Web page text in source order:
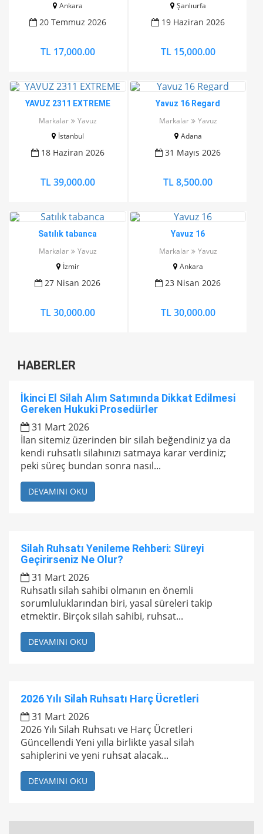
Ankara
20 Temmuz 2026
TL 17,000.00
Şanlıurfa
19 Haziran 2026
TL 15,000.00
YAVUZ 2311 EXTREME
Markalar
Yavuz
İstanbul
18 Haziran 2026
TL 39,000.00
Yavuz 16 Regard
Markalar
Yavuz
Adana
31 Mayıs 2026
TL 8,500.00
Satılık tabanca
Markalar
Yavuz
İzmir
27 Nisan 2026
TL 30,000.00
Yavuz 16
Markalar
Yavuz
Ankara
23 Nisan 2026
TL 30,000.00
HABERLER
İkinci El Silah Alım Satımında Dikkat Edilmesi
Gereken Hukuki Prosedürler
31 Mart 2026
İlan sitemiz üzerinden bir silah beğendiniz ya da
kendi ruhsatlı silahınızı satmaya karar verdiniz;
peki süreç bundan sonra nasıl...
DEVAMINI OKU
Silah Ruhsatı Yenileme Rehberi: Süreyi
Geçirirseniz Ne Olur?
31 Mart 2026
Ruhsatlı silah sahibi olmanın en önemli
sorumluluklarından biri, yasal süreleri takip
etmektir. Birçok silah sahibi, ruhsat...
DEVAMINI OKU
2026 Yılı Silah Ruhsatı Harç Ücretleri
31 Mart 2026
2026 Yılı Silah Ruhsatı ve Harç Ücretleri
Güncellendi Yeni yılla birlikte yasal silah
sahiplerini ve yeni ruhsat alacak...
DEVAMINI OKU